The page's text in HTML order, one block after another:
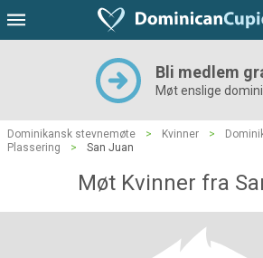
Bli medlem
Møt enslige
Dominikansk stevnemøte > Kvinner >
Plassering
> San Juan
Møt Kvinner fra